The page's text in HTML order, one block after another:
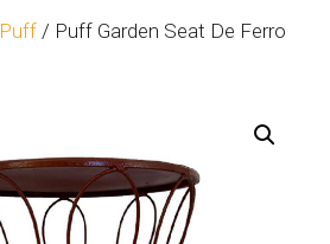
Puff / Puff Garden Seat De Ferro